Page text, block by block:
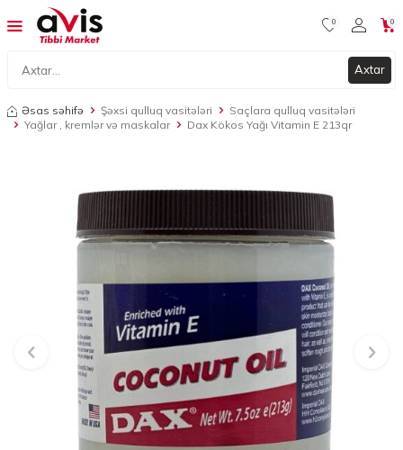
Axtar
0 0
Əsas səhifə Şəxsi qulluq vasitələri
Saçlara qulluq vasitələri
Yağlar , kremlər və maskalar
Dax Kökos Yağı Vitamin E 213qr